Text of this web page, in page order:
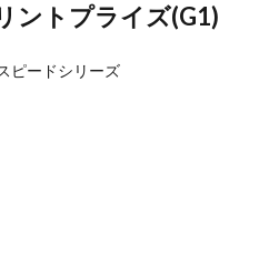
ントプライズ(G1)
ピードシリーズ